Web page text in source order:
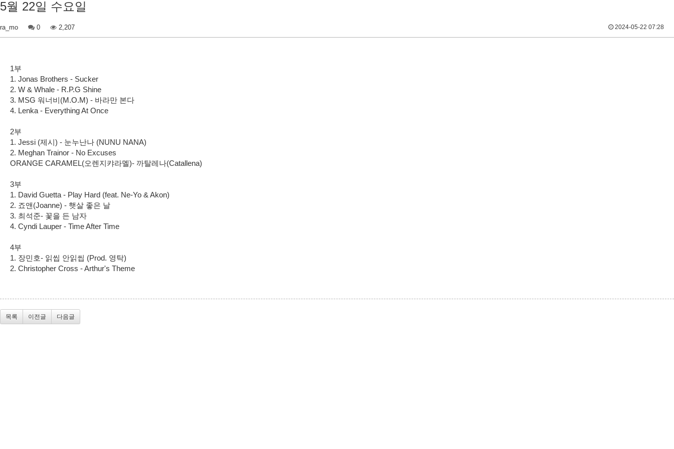
5월 22일 수요일
ra_mo 0 2,207 2024-05-22 07:28
1부
1. Jonas Brothers - Sucker
2. W & Whale - R.P.G Shine
3. MSG 워너비(M.O.M) - 바라만 본다
4. Lenka - Everything At Once
2부
1. Jessi (제시) - 눈누난나 (NUNU NANA)
2. Meghan Trainor - No Excuses
ORANGE CARAMEL(오렌지캬라멜)- 까탈레나(Catallena)
3부
1. David Guetta - Play Hard (feat. Ne-Yo & Akon)
2. 죠앤(Joanne) - 햇살 좋은 날
3. 최석준- 꽃을 든 남자
4. Cyndi Lauper - Time After Time
4부
1. 장민호- 읽씹 안읽씹 (Prod. 영탁)
2. Christopher Cross - Arthur's Theme ​
목록 이전글 다음글